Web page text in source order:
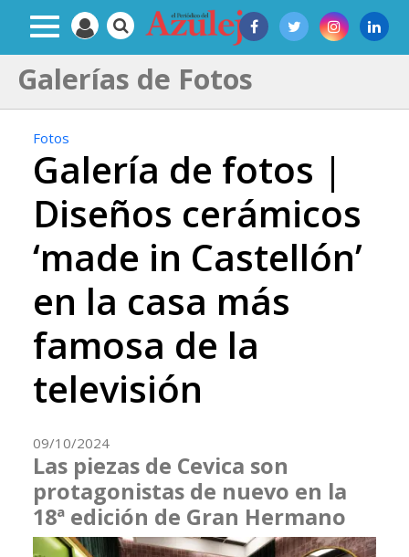
Galerías de Fotos
Fotos
Galería de fotos |
Diseños cerámicos
‘made in Castellón’
en la casa más
famosa de la
televisión
09/10/2024
Las piezas de Cevica son
protagonistas de nuevo en la
18ª edición de Gran Hermano